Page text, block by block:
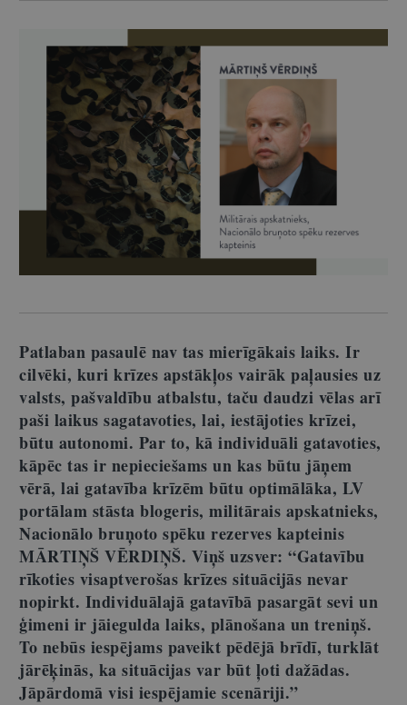
Patlaban pasaulē nav tas mierīgākais laiks. Ir
cilvēki, kuri krīzes apstākļos vairāk paļausies uz
valsts, pašvaldību atbalstu, taču daudzi vēlas arī
paši laikus sagatavoties, lai, iestājoties krīzei,
būtu autonomi. Par to, kā individuāli gatavoties,
kāpēc tas ir nepieciešams un kas būtu jāņem
vērā, lai gatavība krīzēm būtu optimālāka, LV
portālam stāsta blogeris, militārais apskatnieks,
Nacionālo bruņoto spēku rezerves kapteinis
MĀRTIŅŠ VĒRDIŅŠ. Viņš uzsver: “Gatavību
rīkoties visaptverošas krīzes situācijās nevar
nopirkt. Individuālajā gatavībā pasargāt sevi un
ģimeni ir jāiegulda laiks, plānošana un treniņš.
To nebūs iespējams paveikt pēdējā brīdī, turklāt
jārēķinās, ka situācijas var būt ļoti dažādas.
Jāpārdomā visi iespējamie scenāriji.”